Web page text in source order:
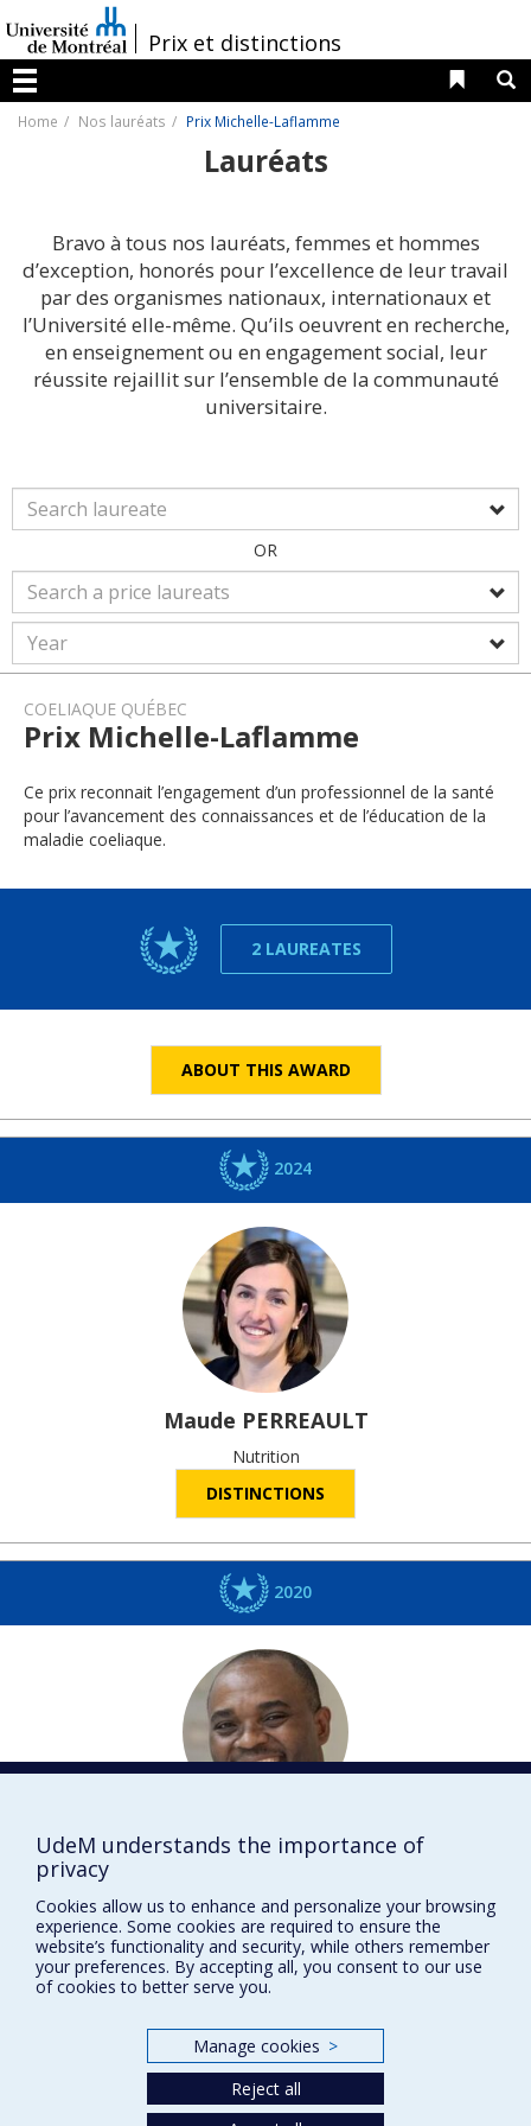
au
contenu
/Prix et distinctions
Menu
Liens
Home Nos lauréats Prix Michelle-Laflamme
Lauréats
Bravo à tous nos lauréats, femmes et hommes
d’exception, honorés pour l’excellence de leur travail
par des organismes nationaux, internationaux et
l’Université elle-même. Qu’ils oeuvrent en recherche,
en enseignement ou en engagement social, leur
réussite rejaillit sur l’ensemble de la communauté
universitaire.
OR
COELIAQUE QUÉBEC
Prix Michelle-Laflamme
Ce prix reconnait l’engagement d’un professionnel de la santé
pour l’avancement des connaissances et de l’éducation de la
maladie coeliaque.
2 LAUREATES
ABOUT THIS AWARD
2024
Maude PERREAULT
Nutrition
DISTINCTIONS
2020
Prévost JANTCHOU
DISTINCTIONS
Accessibilité
UdeM understands the importance of
privacy
Cookies allow us to enhance and personalize your browsing
experience. Some cookies are required to ensure the
website’s functionality and security, while others remember
your preferences. By accepting all, you consent to our use
of cookies to better serve you.
Manage cookies >
Reject all